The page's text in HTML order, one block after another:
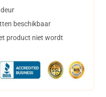
beschikbaar
product niet wordt